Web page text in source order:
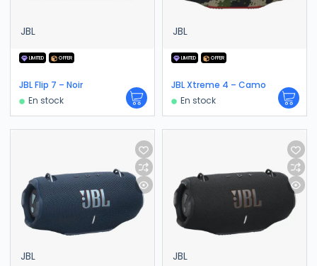
JBL
LIMITED OFFER
JBL Flip 7 – Noir
En stock
JBL
LIMITED OFFER
JBL Xtreme 4 – Camo
En stock
JBL JBL